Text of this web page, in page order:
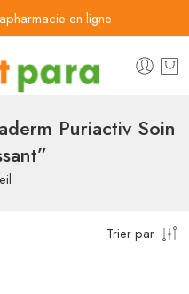
en ligne
Puriactiv Soin
Trier par